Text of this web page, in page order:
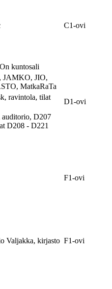
C1-ovi
kuntosali
JAMKO, JIO,
MatkaRaTa
ravintola, tilat
D1-ovi
D207
D208 - D221
F1-ovi
Valjakka, kirjasto F1-ovi